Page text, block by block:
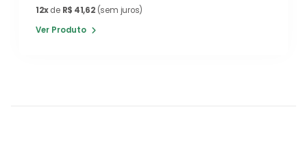
12xde R$ 41,62(sem juros)
Ver Produto